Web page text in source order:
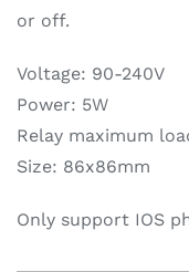
or off.
Voltage: 90-240V
Power: 5W
Relay maximum
Size: 86x86mm
Only support IOS